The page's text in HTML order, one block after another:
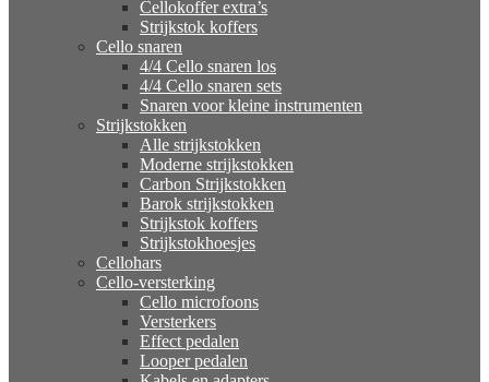
Cellokoffer extra’s
Strijkstok koffers
Cello snaren
4/4 Cello snaren los
4/4 Cello snaren sets
Snaren voor kleine instrumenten
Strijkstokken
Alle strijkstokken
Moderne strijkstokken
Carbon Strijkstokken
Barok strijkstokken
Strijkstok koffers
Strijkstokhoesjes
Cellohars
Cello-versterking
Cello microfoons
Versterkers
Effect pedalen
Looper pedalen